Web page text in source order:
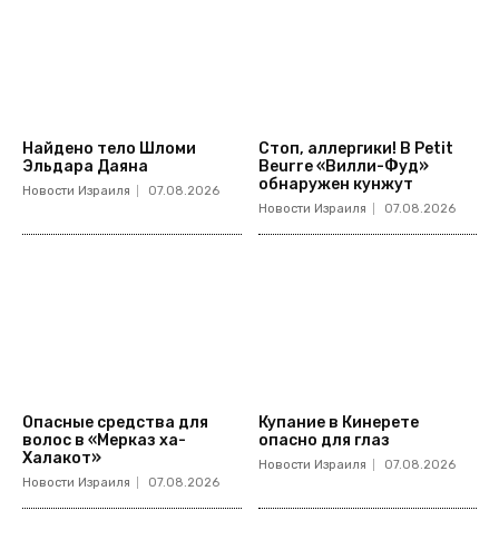
Найдено тело Шломи
Эльдара Даяна
Новости Израиля 07.08.2026
Стоп, аллергики! В Petit
Beurre «Вилли-Фуд»
обнаружен кунжут
Новости Израиля 07.08.2026
Опасные средства для
волос в «Мерказ ха-
Халакот»
Новости Израиля 07.08.2026
Купание в Кинерете
опасно для глаз
Новости Израиля 07.08.2026